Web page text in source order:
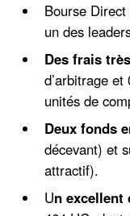
Bourse
un des
Des frais
d’arbitrage
unités de
Deux fonds
décevant) et
attractif).
Un excellent